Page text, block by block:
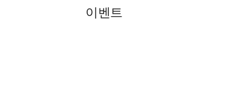
이벤트